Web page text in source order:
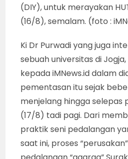
TOKOH SENTRAL : Raden
“disanggit” menjadi
Tanah Jawa”, dalam lakon
disajikan dalang Ki Dr
bersama tiga profesor” dan
Plemburan, Kelurahan
(DIY), untuk merayakan
(16/8), semalam. (foto :
Ki Dr Purwadi yang juga
sebuah universitas di